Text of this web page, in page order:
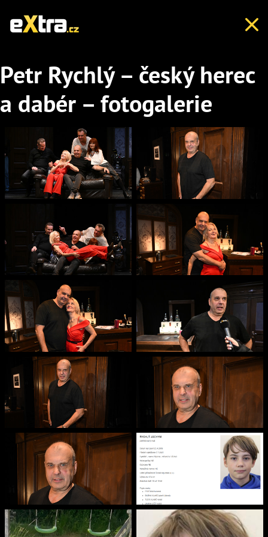
Petr Rychlý – český herec
a dabér – fotogalerie